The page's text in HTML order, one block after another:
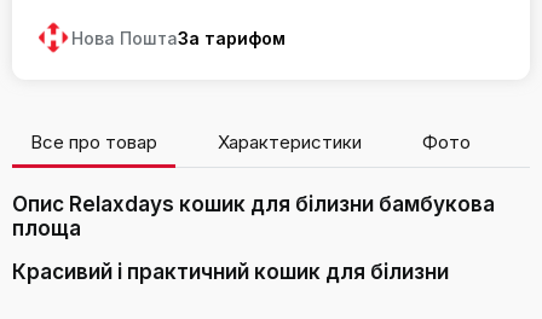
Нова ПоштаЗа тарифом
Все про товар Характеристики Фото
Опис Relaxdays кошик для білизни бамбукова
площа
Красивий і практичний кошик для білизни